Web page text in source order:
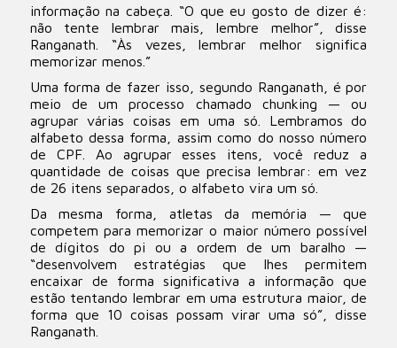
informação na cabeça. “O que eu gosto de dizer é:
não tente lembrar mais, lembre melhor”, disse
Ranganath. “Às vezes, lembrar melhor significa
memorizar menos.”
Uma forma de fazer isso, segundo Ranganath, é por
meio de um processo chamado chunking — ou
agrupar várias coisas em uma só. Lembramos do
alfabeto dessa forma, assim como do nosso número
de CPF. Ao agrupar esses itens, você reduz a
quantidade de coisas que precisa lembrar: em vez
de 26 itens separados, o alfabeto vira um só.
Da mesma forma, atletas da memória — que
competem para memorizar o maior número possível
de dígitos do pi ou a ordem de um baralho —
“desenvolvem estratégias que lhes permitem
encaixar de forma significativa a informação que
estão tentando lembrar em uma estrutura maior, de
forma que 10 coisas possam virar uma só”, disse
Ranganath.